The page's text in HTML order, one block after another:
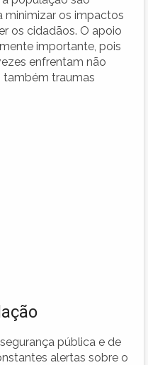
minimizar os impactos
os cidadãos. O apoio
importante, pois
enfrentam não
também traumas
pública e de
alertas sobre o